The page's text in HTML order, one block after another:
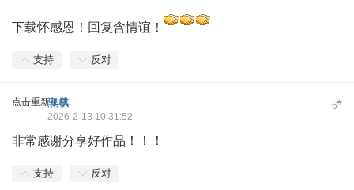
下载怀感恩！回复含情谊！
支持 反对
点击重新加载 6#
黑棋
2026-2-13 10:31:52
非常感谢分享好作品！！！
支持 反对